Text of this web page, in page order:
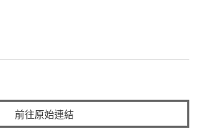
前往原始連結